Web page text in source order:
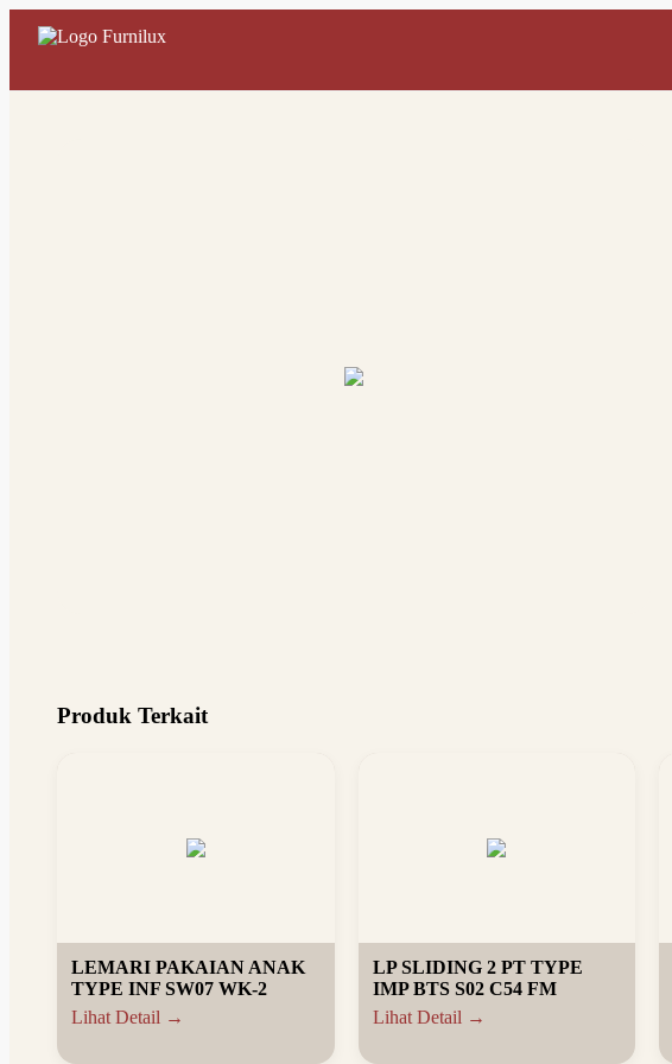
Produk Terkait
LEMARI PAKAIAN ANAK
TYPE INF SW07 WK-2
Lihat Detail →
LP SLIDING 2 PT TYPE
IMP BTS S02 C54 FM
Lihat Detail →